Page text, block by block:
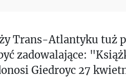
Trans-Atlantyku tuż
zadowalające:
Giedroyc 27